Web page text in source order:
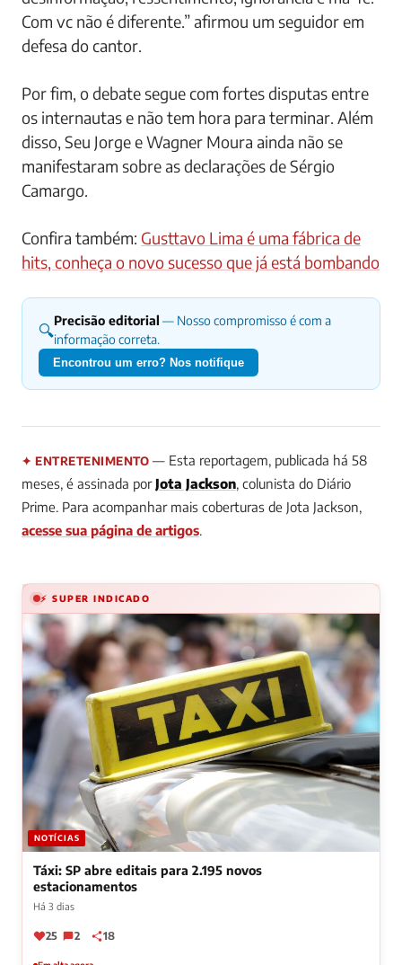
Com vc não é diferente.” afirmou um seguidor em
defesa do cantor.
Por fim, o debate segue com fortes disputas entre
os internautas e não tem hora para terminar. Além
disso, Seu Jorge e Wagner Moura ainda não se
manifestaram sobre as declarações de Sérgio
Camargo.
Confira também: Gusttavo Lima é uma fábrica de
hits, conheça o novo sucesso que já está bombando
🔍Precisão editorial — Nosso compromisso é com a
informação correta.
Encontrou um erro? Nos notifique
✦ ENTRETENIMENTO — Esta reportagem, publicada há 58
meses, é assinada porJota Jackson, colunista do Diário
Prime. Para acompanhar mais coberturas de Jota Jackson,
acesse sua página de artigos.
⚡ SUPER INDICADO
NOTÍCIAS
Táxi: SP abre editais para 2.195 novos
estacionamentos
Há 3 dias
25 2 18